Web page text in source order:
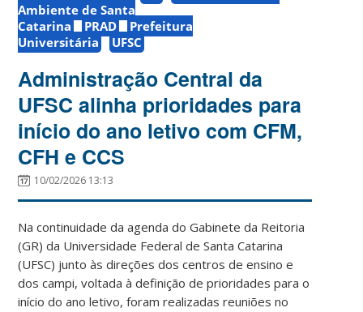
Ambiente de Santa
Catarina
PRAD
Prefeitura
Universitária
UFSC
Administração Central da
UFSC alinha prioridades para
início do ano letivo com CFM,
CFH e CCS
10/02/2026 13:13
Na continuidade da agenda do Gabinete da Reitoria
(GR) da Universidade Federal de Santa Catarina
(UFSC) junto às direções dos centros de ensino e
dos campi, voltada à definição de prioridades para o
início do ano letivo, foram realizadas reuniões no